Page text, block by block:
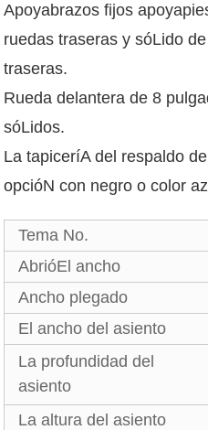
Apoyabrazos fijos
ruedas traseras y sóLido
traseras.
Rueda delantera de 8
sóLidos.
La tapiceríA del respaldo
opcióN con negro o color
Tema No.
AbrióEl ancho
Ancho plegado
El ancho del asiento
La profundidad del
asiento
La altura del asiento